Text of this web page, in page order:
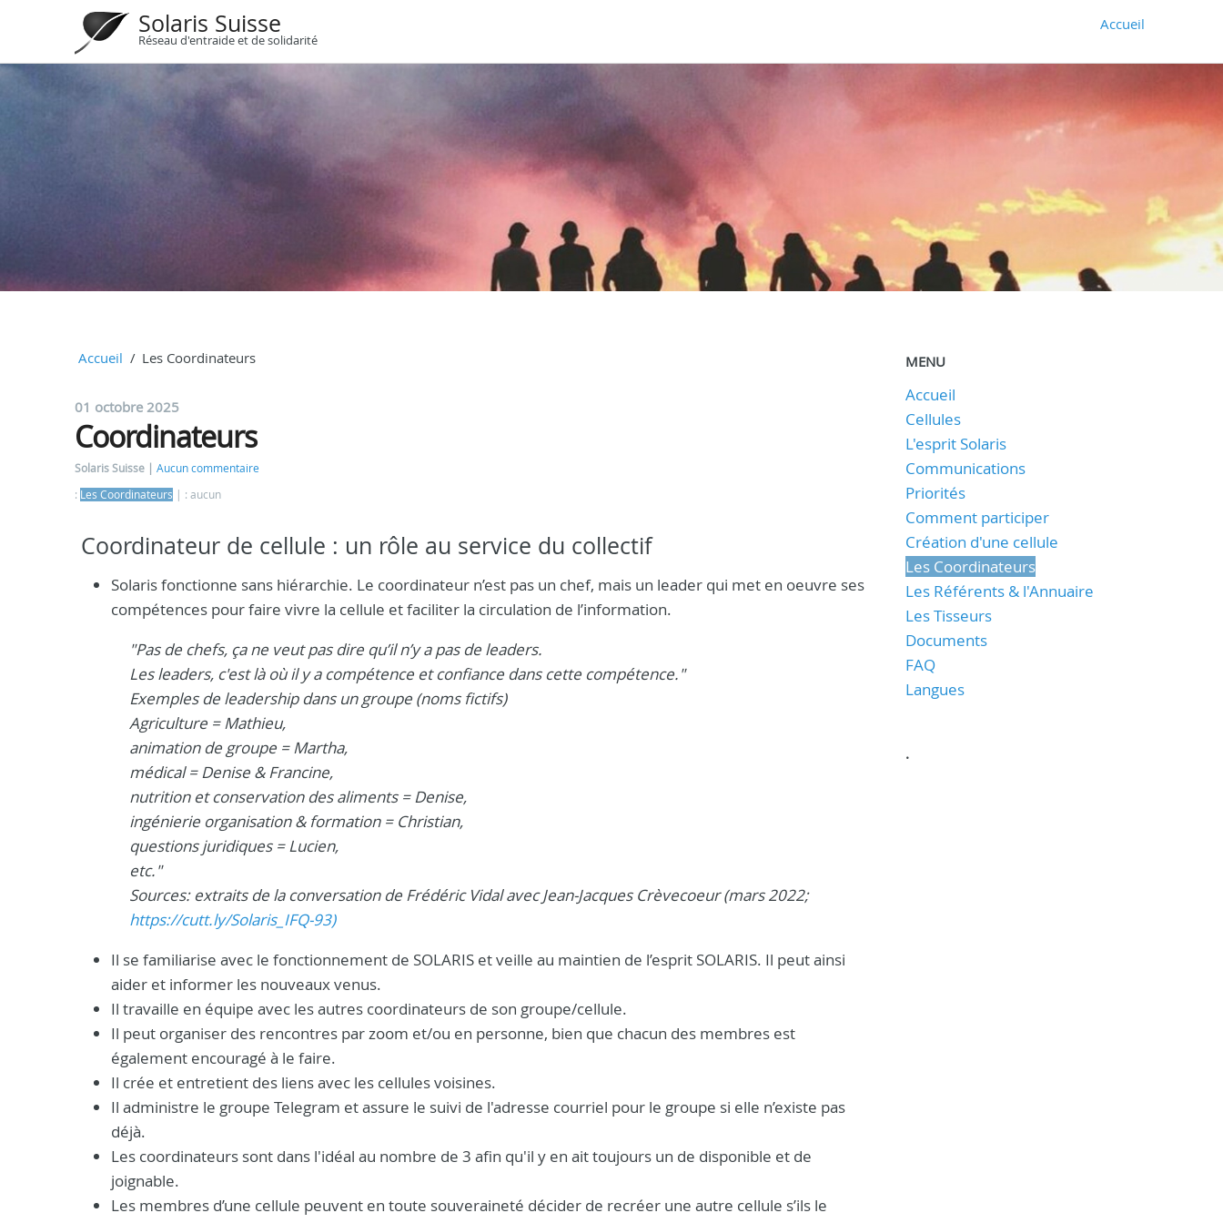
Solaris Suisse
Réseau d'entraide et de solidarité
Accueil
Accueil Les Coordinateurs
01 octobre 2025
Coordinateurs
Solaris Suisse
Aucun commentaire
: Les Coordinateurs : aucun
Coordinateur de cellule : un rôle au service du collectif
Solaris fonctionne sans hiérarchie. Le coordinateur n’est pas un chef, mais un leader qui met en oeuvre ses
compétences pour faire vivre la cellule et faciliter la circulation de l’information.
"Pas de chefs, ça ne veut pas dire qu’il n’y a pas de leaders.
Les leaders, c'est là où il y a compétence et confiance dans cette compétence."
Exemples de leadership dans un groupe (noms fictifs)
Agriculture = Mathieu,
animation de groupe = Martha,
médical = Denise & Francine,
nutrition et conservation des aliments = Denise,
ingénierie organisation & formation = Christian,
questions juridiques = Lucien,
etc."
Sources: extraits de la conversation de Frédéric Vidal avec Jean-Jacques Crèvecoeur (mars 2022;
https://cutt.ly/Solaris_IFQ-93)
Il se familiarise avec le fonctionnement de SOLARIS et veille au maintien de l’esprit SOLARIS. Il peut ainsi
aider et informer les nouveaux venus.
Il travaille en équipe avec les autres coordinateurs de son groupe/cellule.
Il peut organiser des rencontres par zoom et/ou en personne, bien que chacun des membres est
également encouragé à le faire.
Il crée et entretient des liens avec les cellules voisines.
Il administre le groupe Telegram et assure le suivi de l'adresse courriel pour le groupe si elle n’existe pas
déjà.
Les coordinateurs sont dans l'idéal au nombre de 3 afin qu'il y en ait toujours un de disponible et de
joignable.
Les membres d’une cellule peuvent en toute souveraineté décider de recréer une autre cellule s’ils le
MENU
Accueil
Cellules
L'esprit Solaris
Communications
Priorités
Comment participer
Création d'une cellule
Les Coordinateurs
Les Référents & l'Annuaire
Les Tisseurs
Documents
FAQ
Langues
.